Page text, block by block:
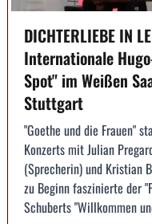
DICHTERLIEBE IN
Internationale
Spot" im Weißen
Stuttgart
"Goethe und die Frauen"
Konzerts mit Julian
(Sprecherin) und Kristian
zu Beginn faszinierte der
Schuberts "Willkommen